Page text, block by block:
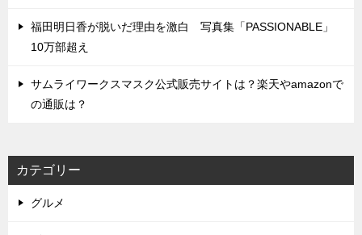
福田明日香が脱いだ理由を激白 写真集「PASSIONABLE」
10万部超え
サムライワークスマスク公式販売サイトは？楽天やamazonで
の通販は？
カテゴリー
グルメ